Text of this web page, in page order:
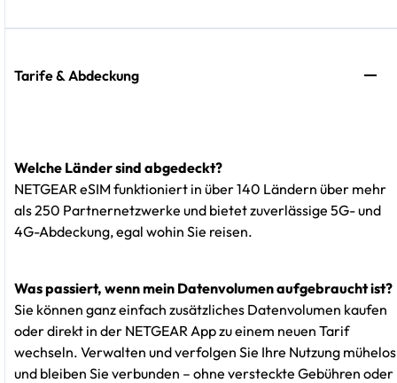
Tarife & Abdeckung
Welche Länder sind abgedeckt?
NETGEAR eSIM funktioniert in über 140 Ländern über mehr
als 250 Partnernetzwerke und bietet zuverlässige 5G- und
4G-Abdeckung, egal wohin Sie reisen.
Was passiert, wenn mein Datenvolumen aufgebraucht ist?
Sie können ganz einfach zusätzliches Datenvolumen kaufen
oder direkt in der NETGEAR App zu einem neuen Tarif
wechseln. Verwalten und verfolgen Sie Ihre Nutzung mühelos
und bleiben Sie verbunden – ohne versteckte Gebühren oder